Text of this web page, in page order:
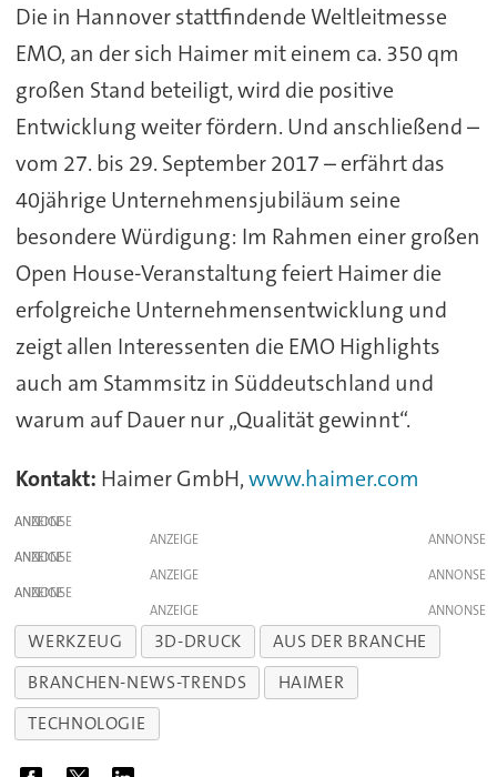
Die in Hannover stattfindende Weltleitmesse
EMO, an der sich Haimer mit einem ca. 350 qm
großen Stand beteiligt, wird die positive
Entwicklung weiter fördern. Und anschließend –
vom 27. bis 29. September 2017 – erfährt das
40jährige Unternehmensjubiläum seine
besondere Würdigung: Im Rahmen einer großen
Open House-Veranstaltung feiert Haimer die
erfolgreiche Unternehmensentwicklung und
zeigt allen Interessenten die EMO Highlights
auch am Stammsitz in Süddeutschland und
warum auf Dauer nur „Qualität gewinnt“.
Kontakt: Haimer GmbH,www.haimer.com
ANZEIGE
ANZEIGE
ANZEIGE
ANZEIGE
ANZEIGE
ANZEIGE
WERKZEUG 3D-DRUCK
AUS DER BRANCHE
BRANCHEN-NEWS-TRENDS
HAIMER
TECHNOLOGIE